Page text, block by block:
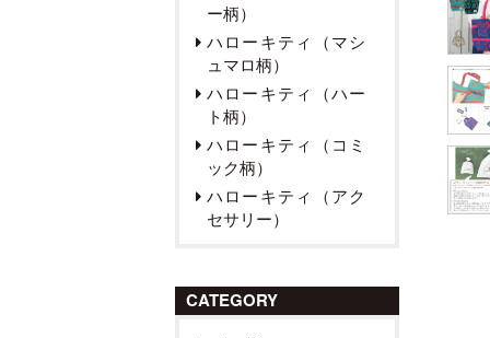
ー柄）
ハローキティ（マシ
ュマロ柄）
ハローキティ（ハー
ト柄）
ハローキティ（コミ
ック柄）
ハローキティ（アク
セサリー）
CATEGORY